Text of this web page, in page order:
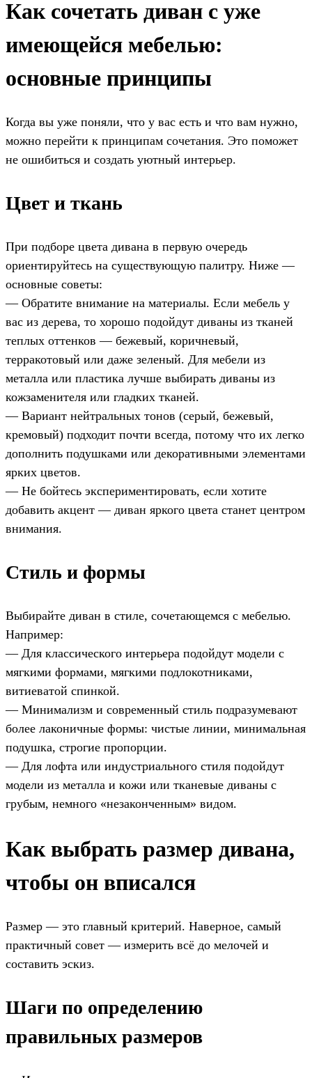
Как сочетать диван с уже
имеющейся мебелью:
основные принципы
Когда вы уже поняли, что у вас есть и что вам нужно,
можно перейти к принципам сочетания. Это поможет
не ошибиться и создать уютный интерьер.
Цвет и ткань
При подборе цвета дивана в первую очередь
ориентируйтесь на существующую палитру. Ниже —
основные советы:
— Обратите внимание на материалы. Если мебель у
вас из дерева, то хорошо подойдут диваны из тканей
теплых оттенков — бежевый, коричневый,
терракотовый или даже зеленый. Для мебели из
металла или пластика лучше выбирать диваны из
кожзаменителя или гладких тканей.
— Вариант нейтральных тонов (серый, бежевый,
кремовый) подходит почти всегда, потому что их легко
дополнить подушками или декоративными элементами
ярких цветов.
— Не бойтесь экспериментировать, если хотите
добавить акцент — диван яркого цвета станет центром
внимания.
Стиль и формы
Выбирайте диван в стиле, сочетающемся с мебелью.
Например:
— Для классического интерьера подойдут модели с
мягкими формами, мягкими подлокотниками,
витиеватой спинкой.
— Минимализм и современный стиль подразумевают
более лаконичные формы: чистые линии, минимальная
подушка, строгие пропорции.
— Для лофта или индустриального стиля подойдут
модели из металла и кожи или тканевые диваны с
грубым, немного «незаконченным» видом.
Как выбрать размер дивана,
чтобы он вписался
Размер — это главный критерий. Наверное, самый
практичный совет — измерить всё до мелочей и
составить эскиз.
Шаги по определению
правильных размеров